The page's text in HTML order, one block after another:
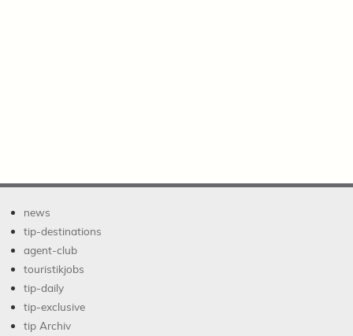
news
tip-destinations
agent-club
touristikjobs
tip-daily
tip-exclusive
tip Archiv